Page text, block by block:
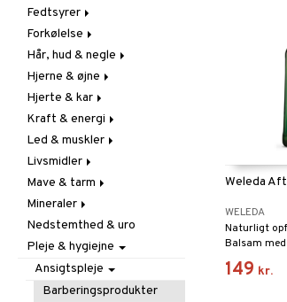
Weleda
WELEDA
Naturligt
Balsam
og ekstrakt
blødgør og
149 kr.
Glutenintolerant
LCHF
Raw Food
Fedtsyrer
Marina fedtsyrer
Veg fedtsyrer
Forkølelse
C-vitamin
Forebyggende &
lindrende
Hostdæmpende
Hvidløg
Øre, næse & hals
Øvrige
Virushæmmende
Hår, hud & negle
Hår
Kosttilskud
Sol & pigment
Hjerne & øjne
Fedtsyrer
Hukommelse
Øjne
Hjerte & kar
Årestyrkende
Ginkgo biloba
Kolesterolsænkende
Marina fedtsyrer
Veg fedtsyrer
Kraft & energi
Ginseng
Øvrige
Prestation
Q-10
Rosenrod
Schizandra
Led & muskler
Kosttillskott
Udvortes
Livsmidler
Bars
Chokolade
Diverse
Drikkevarer
Frugt, frø & nødder
Kokos
Mave & tarm
Drikke
Fibrer
Madfordøjelse
Syreregulerende
Tarm
Mineraler
Jern
Kalcium
Krom
Magnesium
Nedstemthed & uro
Pleje & hygiejne
Ansigtspleje
Barberingsprodukter